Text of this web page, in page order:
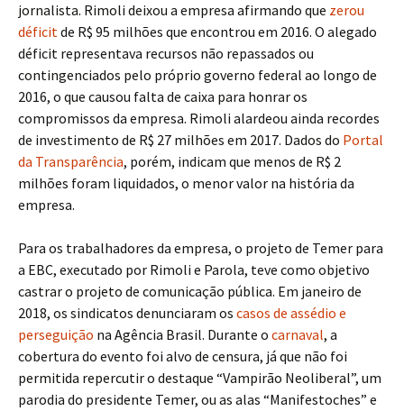
jornalista. Rimoli deixou a empresa afirmando que zerou
déficitde R$ 95 milhões que encontrou em 2016. O alegado
déficit representava recursos não repassados ou
contingenciados pelo próprio governo federal ao longo de
2016, o que causou falta de caixa para honrar os
compromissos da empresa. Rimoli alardeou ainda recordes
de investimento de R$ 27 milhões em 2017. Dados do Portal
da Transparência, porém, indicam que menos de R$ 2
milhões foram liquidados, o menor valor na história da
empresa.
Para os trabalhadores da empresa, o projeto de Temer para
a EBC, executado por Rimoli e Parola, teve como objetivo
castrar o projeto de comunicação pública. Em janeiro de
2018, os sindicatos denunciaram os casos de assédio e
perseguição na Agência Brasil. Durante o carnaval, a
cobertura do evento foi alvo de censura, já que não foi
permitida repercutir o destaque “Vampirão Neoliberal”, um
parodia do presidente Temer, ou as alas “Manifestoches” e